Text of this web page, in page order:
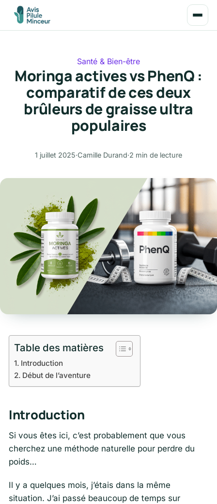
Santé & Bien-être
Moringa actives vs PhenQ :
comparatif de ces deux
brûleurs de graisse ultra
populaires
1 juillet 2025·Camille Durand·2 min de lecture
Table des matières
Introduction
Début de l’aventure
Introduction
Si vous êtes ici, c’est probablement que vous
cherchez une méthode naturelle pour perdre du
poids…
Il y a quelques mois, j’étais dans la même
situation. J’ai passé beaucoup de temps sur